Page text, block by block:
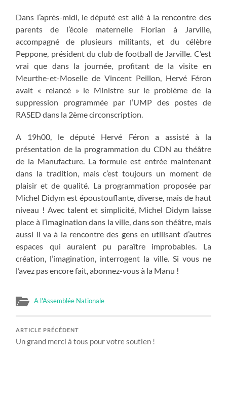
Dans l’après-midi, le député est allé à la rencontre des
parents de l’école maternelle Florian à Jarville,
accompagné de plusieurs militants, et du célèbre
Peppone, président du club de football de Jarville. C’est
vrai que dans la journée, profitant de la visite en
Meurthe-et-Moselle de Vincent Peillon, Hervé Féron
avait « relancé » le Ministre sur le problème de la
suppression programmée par l’UMP des postes de
RASED dans la 2ème circonscription.
A 19h00, le député Hervé Féron a assisté à la
présentation de la programmation du CDN au théâtre
de la Manufacture. La formule est entrée maintenant
dans la tradition, mais c’est toujours un moment de
plaisir et de qualité. La programmation proposée par
Michel Didym est époustouflante, diverse, mais de haut
niveau ! Avec talent et simplicité, Michel Didym laisse
place à l’imagination dans la ville, dans son théâtre, mais
aussi il va à la rencontre des gens en utilisant d’autres
espaces qui auraient pu paraître improbables. La
création, l’imagination, interrogent la ville. Si vous ne
l’avez pas encore fait, abonnez-vous à la Manu !
A l'Assemblée Nationale
ARTICLE PRÉCÉDENT
Un grand merci à tous pour votre soutien !